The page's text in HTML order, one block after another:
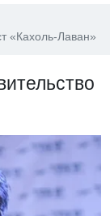
«Кахоль-Лаван»